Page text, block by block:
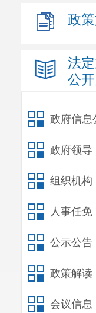
政
法
公
政府信息
政府领导
组织机构
人事任免
公示公告
政策解读
会议信息